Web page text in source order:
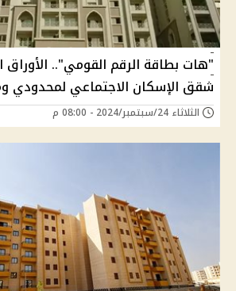
"هات بطاقة الرقم القومي".. الأوراق
شقق الإسكان الاجتماعي لمحدودي
الثلاثاء 24/سبتمبر/2024 - 08:00 م